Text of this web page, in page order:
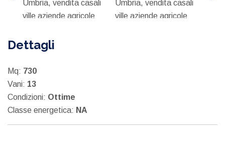
Dettagli
Mq: 730
Vani: 13
Condizioni: Ottime
Classe energetica: NA